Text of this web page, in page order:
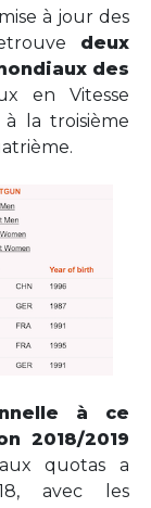
à jour des
deux
des
en Vitesse
à la troisième
à ce
2018/2019
quotas a
avec les